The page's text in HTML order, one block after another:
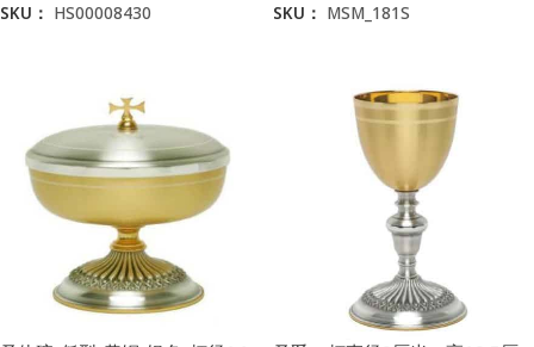
SKU： HS00008430 SKU： MSM_181S